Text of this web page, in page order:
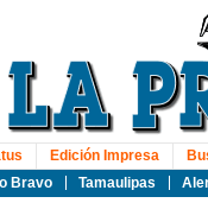
Bravo Tamaulipas
Edición Impresa